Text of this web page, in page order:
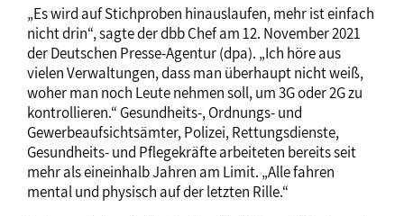
„Es wird auf Stichproben hinauslaufen, mehr ist einfach
nicht drin“, sagte der dbb Chef am 12. November 2021
der Deutschen Presse-Agentur (dpa). „Ich höre aus
vielen Verwaltungen, dass man überhaupt nicht weiß,
woher man noch Leute nehmen soll, um 3G oder 2G zu
kontrollieren.“ Gesundheits-, Ordnungs- und
Gewerbeaufsichtsämter, Polizei, Rettungsdienste,
Gesundheits- und Pflegekräfte arbeiteten bereits seit
mehr als eineinhalb Jahren am Limit. „Alle fahren
mental und physisch auf der letzten Rille.“